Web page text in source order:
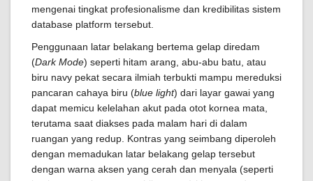
mengenai tingkat profesionalisme dan kredibilitas sistem
database platform tersebut.
Penggunaan latar belakang bertema gelap diredam
(Dark Mode) seperti hitam arang, abu-abu batu, atau
biru navy pekat secara ilmiah terbukti mampu mereduksi
pancaran cahaya biru (blue light) dari layar gawai yang
dapat memicu kelelahan akut pada otot kornea mata,
terutama saat diakses pada malam hari di dalam
ruangan yang redup. Kontras yang seimbang diperoleh
dengan memadukan latar belakang gelap tersebut
dengan warna aksen yang cerah dan menyala (seperti